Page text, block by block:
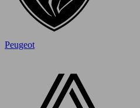
Peugeot